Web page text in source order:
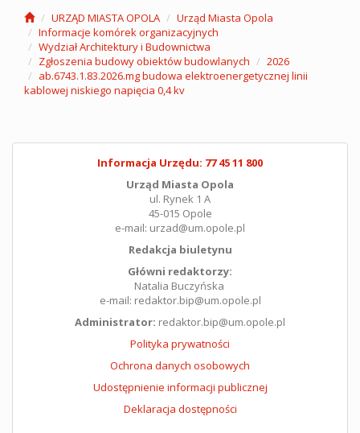
URZĄD MIASTA OPOLA
Urząd Miasta Opola
Informacje komórek organizacyjnych
Wydział Architektury i Budownictwa
Zgłoszenia budowy obiektów budowlanych
2026
ab.6743.1.83.2026.mg budowa elektroenergetycznej linii
kablowej niskiego napięcia 0,4 kv
Informacja Urzędu: 77 45 11 800
Urząd Miasta Opola
ul. Rynek 1 A
45-015 Opole
e-mail: urzad@um.opole.pl
Redakcja biuletynu
Główni redaktorzy:
Natalia Buczyńska
e-mail: redaktor.bip@um.opole.pl
Administrator: redaktor.bip@um.opole.pl
Polityka prywatności
Ochrona danych osobowych
Udostępnienie informacji publicznej
Deklaracja dostępności